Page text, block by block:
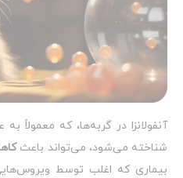
آنفولانزا در گربه‌ها، که معمولاً
شناخته می‌شود، می‌تواند باعث
بیماری که اغلب توسط